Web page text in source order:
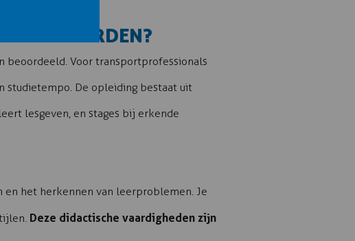
WORDEN?
Voor transportprofessionals
studietempo. De opleiding bestaat uit
lesgeven, en stages bij erkende
het herkennen van leerproblemen. Je
Deze didactische vaardigheden zijn